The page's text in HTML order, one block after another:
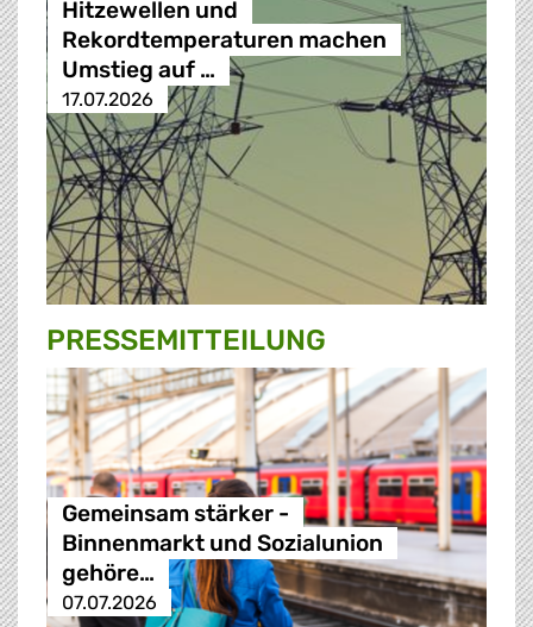
Hitzewellen und
Rekordtemperaturen machen
Umstieg auf …
17.07.2026
PRESSE­MITTEILUNG
Gemeinsam stärker -
Binnenmarkt und Sozialunion
gehöre…
07.07.2026